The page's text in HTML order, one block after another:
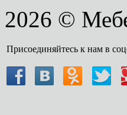
2026 ©
Присоединяйтесь к нам в